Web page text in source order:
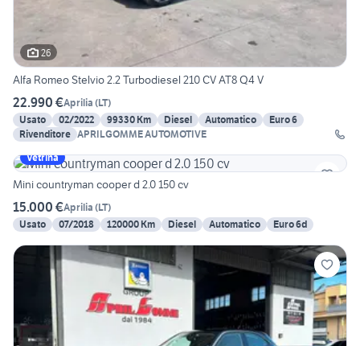
26
Alfa Romeo Stelvio 2.2 Turbodiesel 210 CV AT8 Q4 V
22.990 €Aprilia (LT)
Usato
02/2022 99330 Km Diesel Automatico
Euro 6
Rivenditore APRILGOMME AUTOMOTIVE
Vetrina
Mini countryman cooper d 2.0 150 cv
15.000 €Aprilia (LT)
Usato
07/2018 120000 Km Diesel Automatico Euro 6d